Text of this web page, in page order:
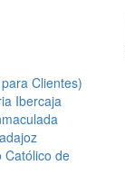
Clientes)
Ibercaja
Católico de